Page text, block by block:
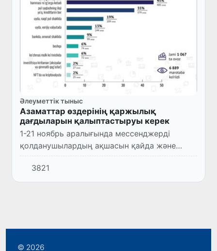
Әлеуметтік тыныс
Азаматтар өздерінің қаржылық
дағдыларын қалыптастыруы керек
1-21 ноябрь аралығында мессенджерді
қолданушылардың ақшасын қайда және
қандай түрде сақтайтынын анықтау
мақсатында «Қоғамдық пікір» Telegram-
арнасы арқылы сауалнама жүргізілді.
3821
© 2026